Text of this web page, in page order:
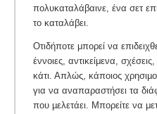
πολυκαταλάβαινε, ένα σετ
το καταλάβει.
Οτιδήποτε μπορεί να
έννοιες, αντικείμενα,
κάτι. Απλώς, κάποιος
για να αναπαραστήσει τα
που µελετάει. Μπορείτε να